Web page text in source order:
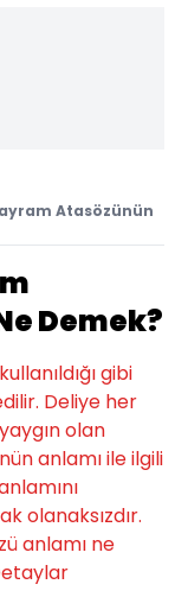
Atasözünün
Demek?
gibi
Deliye her
olan
anlamı ile ilgili
olanaksızdır.
anlamı ne